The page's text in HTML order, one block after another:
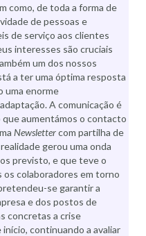
como, de toda a forma de
de pessoas e
de serviço aos clientes
interesses são cruciais
um dos nossos
a ter uma óptima resposta
uma enorme
A comunicação é
aumentámos o contacto
Newslettercom partilha de
gerou uma onda
previsto, e que teve o
colaboradores em torno
se garantir a
e dos postos de
concretas a crise
continuando a avaliar